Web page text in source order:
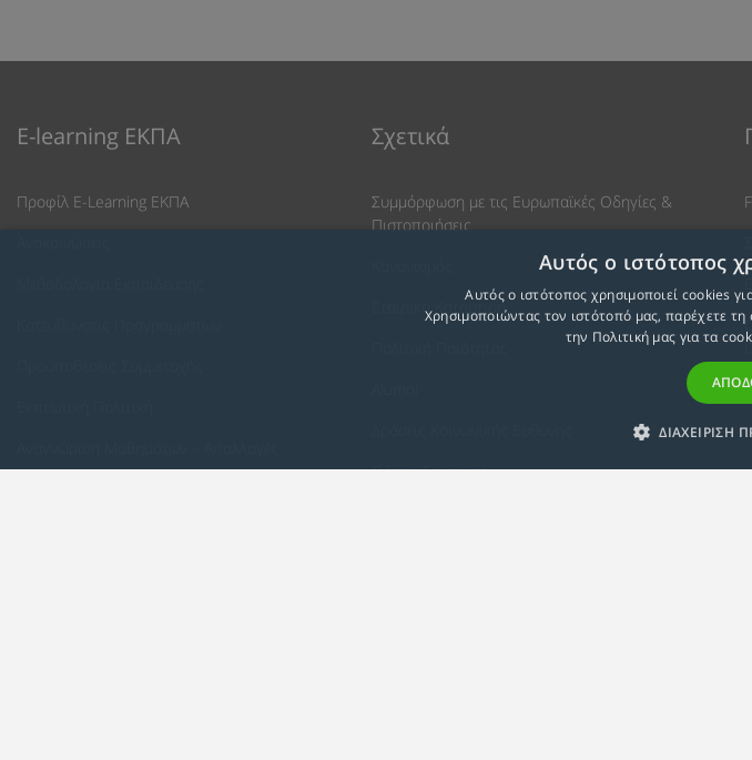
E-learning ΕΚΠΑ
Προφίλ E-Learning ΕΚΠΑ
Σχετικά
Συμμόρφωση με τις Ευρωπαϊκές Οδηγίες &
Πιστοποιήσεις
Εταιρική Κατάρτιση
Θέσεις Εργασίας
Αυτός ο ιστότοπος
Αυτός ο ιστότοπος χρησιμοποιεί cookies
Χρησιμοποιώντας τον ιστότοπό μας, παρέχετε
την Πολιτική μας για τα
ΔΙΑΧΕΙΡΙΣΗ